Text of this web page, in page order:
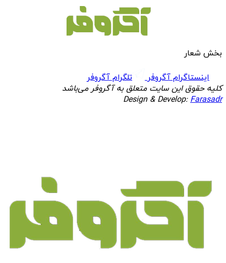
بخش شعار
اینستاگرام آگروفر
تلگرام آگروفر
کلیه حقوق این سایت متعلق به آگروفر می‌باشد
Design & Develop:Farasadr